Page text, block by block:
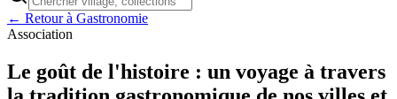
← Retour à Gastronomie
Association
Le goût de l'histoire : un voyage à travers